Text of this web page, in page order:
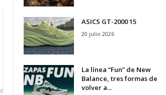
ASICS GT-2000 15
20 julio 2026
La línea “Fun” de New
Balance, tres formas de
volver a...